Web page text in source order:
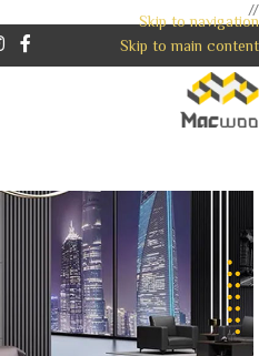
//
Skip to navigation
Skip to main content